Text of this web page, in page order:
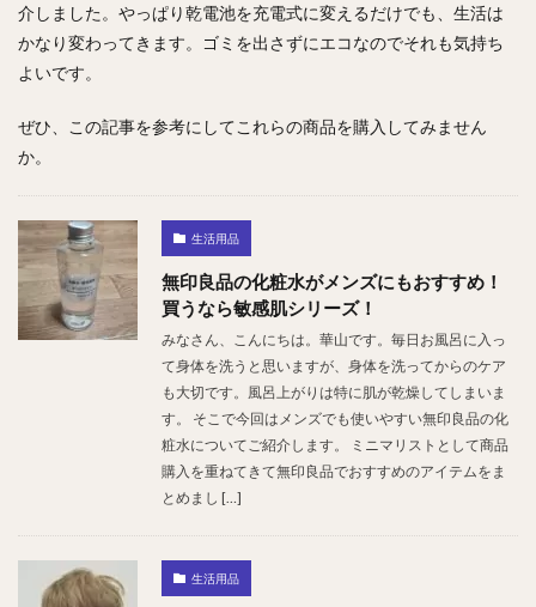
介しました。やっぱり乾電池を充電式に変えるだけでも、生活は
かなり変わってきます。ゴミを出さずにエコなのでそれも気持ち
よいです。
ぜひ、この記事を参考にしてこれらの商品を購入してみません
か。
生活用品
無印良品の化粧水がメンズにもおすすめ！
買うなら敏感肌シリーズ！
みなさん、こんにちは。華山です。毎日お風呂に入っ
て身体を洗うと思いますが、身体を洗ってからのケア
も大切です。風呂上がりは特に肌が乾燥してしまいま
す。 そこで今回はメンズでも使いやすい無印良品の化
粧水についてご紹介します。 ミニマリストとして商品
購入を重ねてきて無印良品でおすすめのアイテムをま
とめまし […]
生活用品